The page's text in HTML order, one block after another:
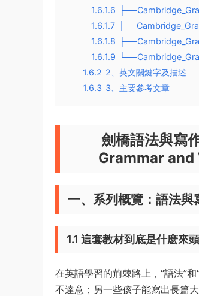
1.6.1.6
1.6.1.7
1.6.1.8
1.6.1.9
1.6.2 2、英文關鍵字及描述
1.6.3 3、主要參考文章
劍橋語法與寫
Grammar
一、系列概覽：語法與
1.1 這套教材到底是什麽來
在英語學習的荊棘路上，“語法”
不達意；另一些孩子能寫出長篇